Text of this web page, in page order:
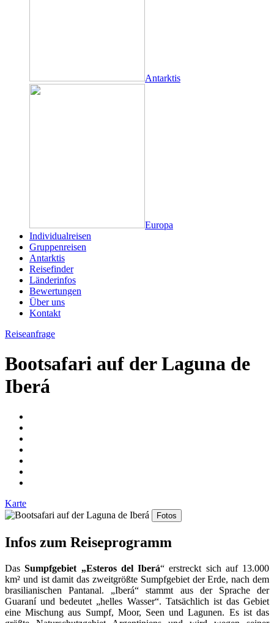
Antarktis
Europa
Individualreisen
Gruppenreisen
Antarktis
Reisefinder
Länderinfos
Bewertungen
Über uns
Kontakt
Reiseanfrage
Bootsafari auf der Laguna de
Iberá
Karte
Fotos
Infos zum Reiseprogramm
DasSumpfgebiet „Esteros del Iberá“ erstreckt sich auf 13.000
km² und ist damit das zweitgrößte Sumpfgebiet der Erde, nach dem
brasilianischen Pantanal. „Iberá“ stammt aus der Sprache der
Guaraní und bedeutet „helles Wasser“. Tatsächlich ist das Gebiet
eine Mischung aus Sumpf, Moor, Seen und Lagunen. Es ist das